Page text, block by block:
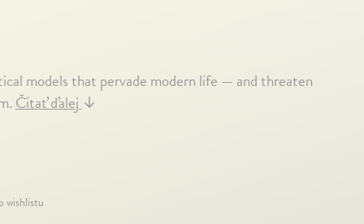
models that pervade modern life — and threaten
Čítať ďalej↓
wishlistu